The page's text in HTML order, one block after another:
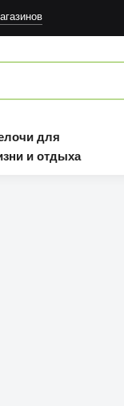
для
и отдыха